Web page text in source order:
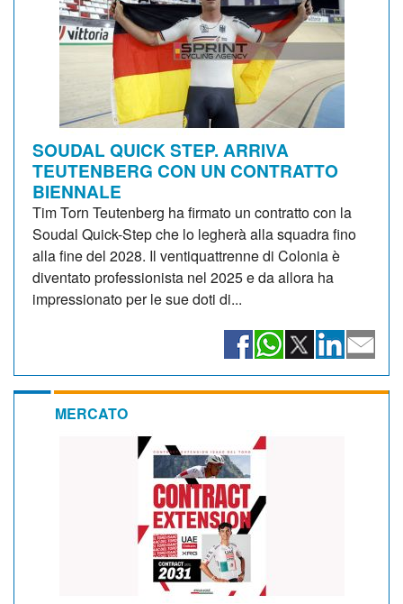
SOUDAL QUICK STEP. ARRIVA
TEUTENBERG CON UN CONTRATTO
BIENNALE
Tim Torn Teutenberg ha firmato un contratto con la
Soudal Quick-Step che lo legherà alla squadra fino
alla fine del 2028. Il ventiquattrenne di Colonia è
diventato professionista nel 2025 e da allora ha
impressionato per le sue doti di...
MERCATO